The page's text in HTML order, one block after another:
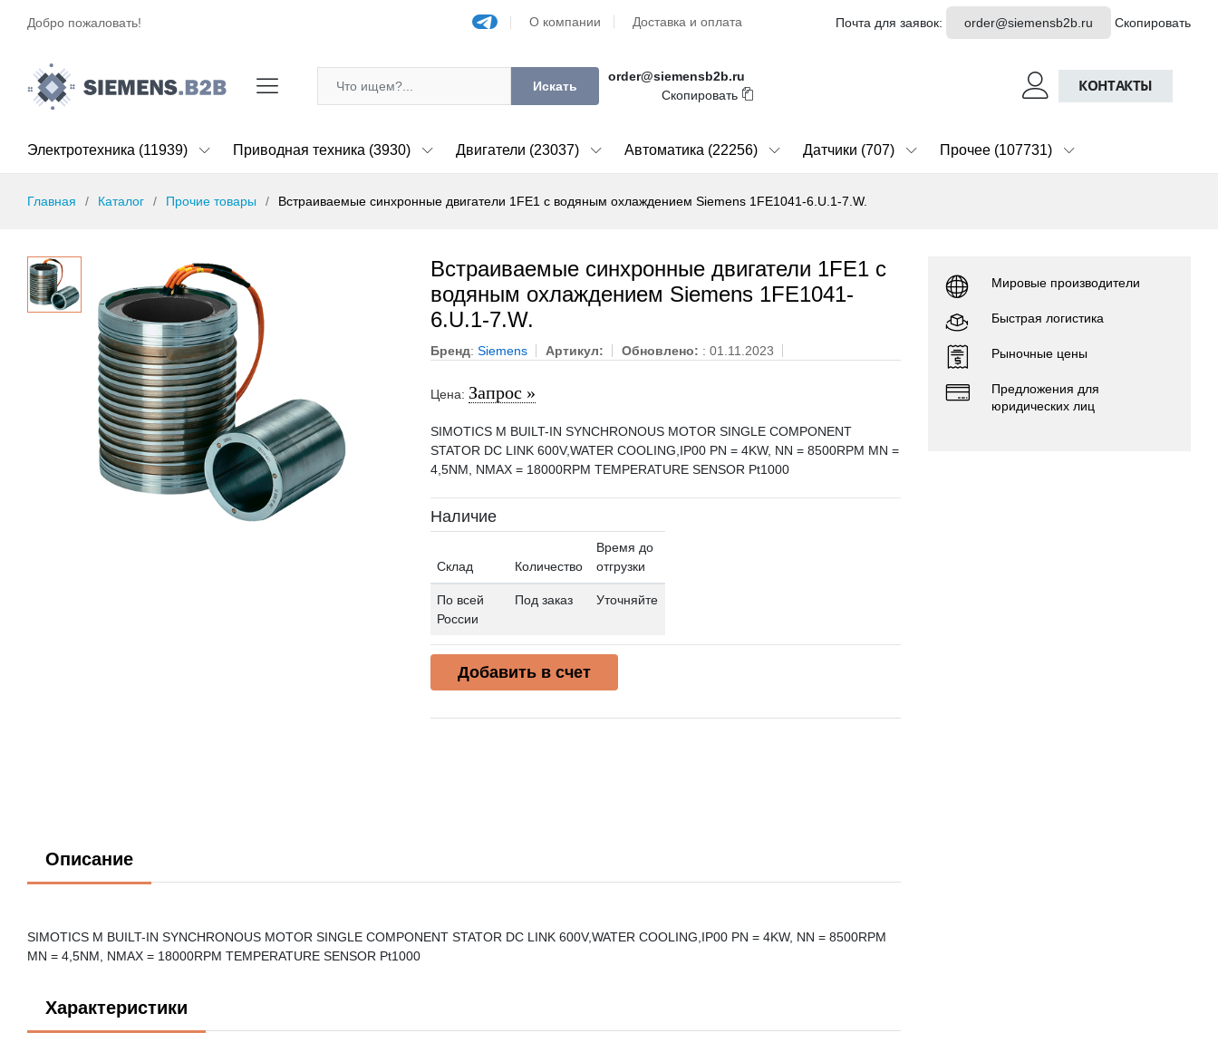
Добро пожаловать! О компании Доставка и оплата Почта для заявок: order@siemensb2b.ru Скопировать
Искать
order@siemensb2b.ru
Скопировать
КОНТАКТЫ
Электротехника (11939) Приводная техника (3930) Двигатели (23037) Автоматика (22256) Датчики (707) Прочее (107731)
Главная Каталог Прочие товары Встраиваемые синхронные двигатели 1FE1 с водяным охлаждением Siemens 1FE1041-6.U.1-7.W.
Встраиваемые синхронные двигатели 1FE1 с
водяным охлаждением Siemens 1FE1041-
6.U.1-7.W.
Бренд: Siemens Артикул: Обновлено: : 01.11.2023
Цена: Запрос »
SIMOTICS M BUILT-IN SYNCHRONOUS MOTOR SINGLE COMPONENT
STATOR DC LINK 600V,WATER COOLING,IP00 PN = 4KW, NN = 8500RPM MN =
4,5NM, NMAX = 18000RPM TEMPERATURE SENSOR Pt1000
Наличие
Склад Количество
Время до
отгрузки
По всей
России
Под заказ Уточняйте
Добавить в счет
Описание
SIMOTICS M BUILT-IN SYNCHRONOUS MOTOR SINGLE COMPONENT STATOR DC LINK 600V,WATER COOLING,IP00 PN = 4KW, NN = 8500RPM
MN = 4,5NM, NMAX = 18000RPM TEMPERATURE SENSOR Pt1000
Характеристики
Мировые производители
Быстрая логистика
Рыночные цены
Предложения для
юридических лиц